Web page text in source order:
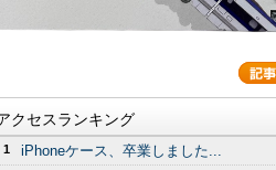
クセスランキング
1 iPhoneケース、卒業しました...